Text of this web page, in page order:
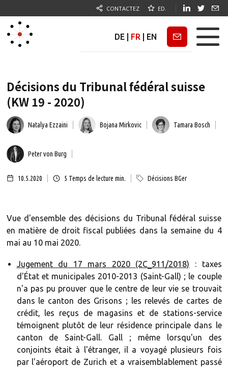
CONTACTEZ ED.
DE FR EN Newsletter
Décisions du Tribunal fédéral suisse
(KW 19 - 2020)
Natalya Ezzaini Bojana Mirkovic Tamara Bosch
Peter von Burg
10.5.2020 5 Temps de lecture min. Décisions BGer
Vue d'ensemble des décisions du Tribunal fédéral suisse
en matière de droit fiscal publiées dans la semaine du 4
mai au 10 mai 2020.
Jugement du 17 mars 2020 (2C_911/2018) : taxes
d'État et municipales 2010-2013 (Saint-Gall) ; le couple
n'a pas pu prouver que le centre de leur vie se trouvait
dans le canton des Grisons ; les relevés de cartes de
crédit, les reçus de magasins et de stations-service
témoignent plutôt de leur résidence principale dans le
canton de Saint-Gall. Gall ; même lorsqu'un des
conjoints était à l'étranger, il a voyagé plusieurs fois
par l'aéroport de Zurich et a vraisemblablement passé